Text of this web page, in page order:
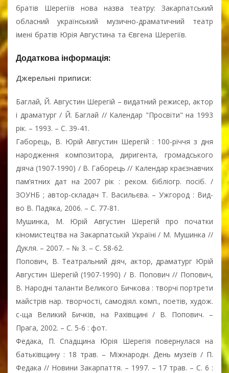
братів Шерегіїв нова назва театру: Закарпатський
обласний український музично-драматичний театр
імені братів Юрія Августина та Євгена Шерегіїв.
Додаткова інформація:
Джерельні приписи:
Баглай, Й. Августин Шерегій – видатний режисер, актор
і драматург / Й. Баглай // Календар "Просвіти" на 1993
рік. – 1993. – С. 39-41.
Габорець, В. Юрій Августин Шерегій : 100-річчя з дня
народження композитора, диригента, громадського
діяча (1907-1990) / В. Габорець // Календар краєзнавчих
пам’ятних дат на 2007 рік : реком. бібліогр. посіб. /
ЗОУНБ ; автор-складач Т. Васильєва. – Ужгород : Вид-
во В. Падяка, 2006. – С. 77-81.
Мушинка, М. Юрій Августин Шерегій про початки
кіномистецтва на Закарпатській Україні / М. Мушинка //
Дукля. – 2007. – № 3. – С. 58-62.
Попович, В. Театральний діяч, актор, драматург Юрій
Августин Шерегій (1907-1990) / В. Попович // Попович,
В. Народні таланти Великого Бичкова : творчі портрети
майстрів нар. творчості, самодіял. комп., поетів, худож.
с-ща Великий Бичків, на Рахівщині / В. Попович. –
Прага, 2002. – С. 5-6 : фот.
Федака, П. Спадщина Юрія Шерегія повернулася на
батьківщину : 18 трав. – Міжнародн. День музеїв / П.
Федака // Новини Закарпаття. – 1997. – 17 трав. – С. 6 :